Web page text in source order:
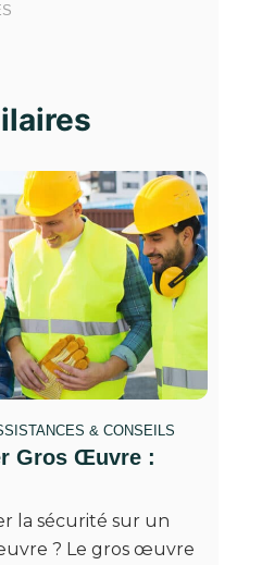
& CONSEILS
Gros Œuvre :
la sécurité sur un
? Le gros œuvre